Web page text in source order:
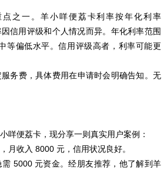
之一。羊小咩便荔卡利率按年化利率
因信用评级和个人情况而异。年化利率范围
等偏低水平。信用评级高者，利率可能更
务费，具体费用在申请时会明确告知。无
咩便荔卡，现分享一则真实用户案例：
月收入 8000 元，信用状况良好。
5000 元资金。经朋友推荐，他了解到羊